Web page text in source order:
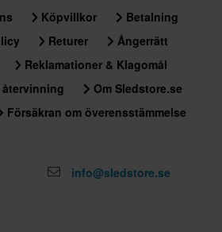
Köpvillkor
Betalning
Returer
Ångerrätt
Reklamationer & Klagomål
Om Sledstore.se
Försäkran om överensstämmelse
info@sledstore.se